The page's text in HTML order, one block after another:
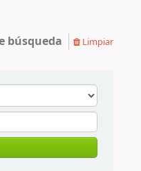
búsqueda Limpiar